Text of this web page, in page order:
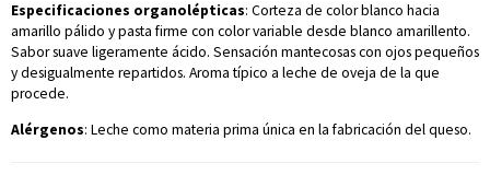
Especificaciones organolépticas: Corteza de color blanco hacia
amarillo pálido y pasta firme con color variable desde blanco amarillento.
Sabor suave ligeramente ácido. Sensación mantecosas con ojos pequeños
y desigualmente repartidos. Aroma típico a leche de oveja de la que
procede.
Alérgenos: Leche como materia prima única en la fabricación del queso.